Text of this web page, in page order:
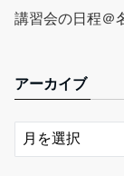
講習会の日程
アーカイブ